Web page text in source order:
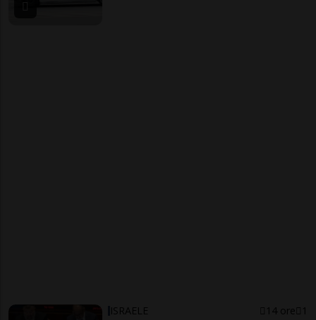
ISRAELE 14 ore 1